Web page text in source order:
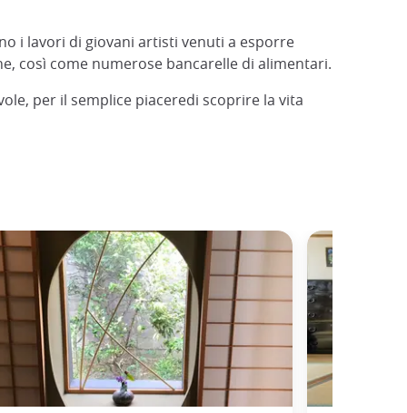
i lavori di giovani artisti venuti a esporre
così come numerose bancarelle di alimentari.
per il semplice piaceredi scoprire la vita